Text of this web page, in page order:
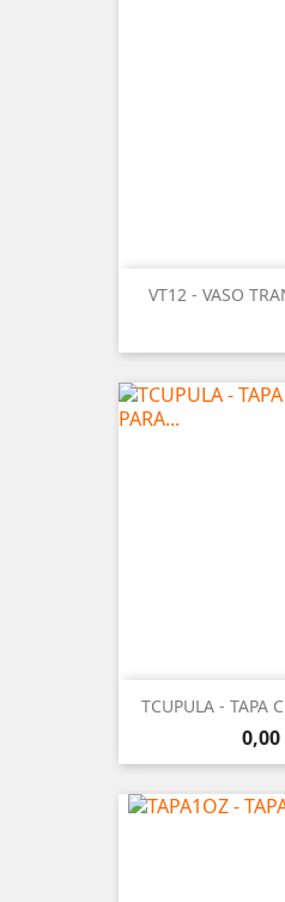
VT12 - VASO
TCUPULA - TAPA
0,00